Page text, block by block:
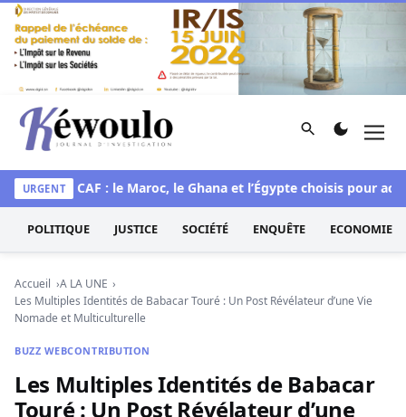
Aller au contenu
Kéwoulo, le premier site d'information et d'investigation
Rechercher
URGENT
CAF : le Maroc, le Ghana et l’Égypte choisis pour
POLITIQUE JUSTICE SOCIÉTÉ ENQUÊTE ECONOMIE
Accueil
A LA UNE
Les Multiples Identités de Babacar Touré : Un Post Révélateur d’une Vie
Nomade et Multiculturelle
BUZZ WEBCONTRIBUTION
Les Multiples Identités de Babacar
Touré : Un Post Révélateur d’une